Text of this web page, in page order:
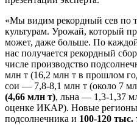
«Мы видим рекордный сев по
культурам. Урожай, который
может, даже больше. По
нас получается рекордный
числе производство
млн т (16,2 млн т в прошлом
сои — 7,8-8,1 млн т (около 7
(4,66 млн т), льна — 1,3-1,37
оценке ИКАР). Новые регионы
подсолнечника и 100-120 тыс.